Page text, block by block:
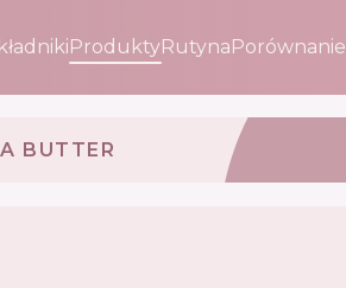
ProduktyRutynaPorównanie
BUTTER